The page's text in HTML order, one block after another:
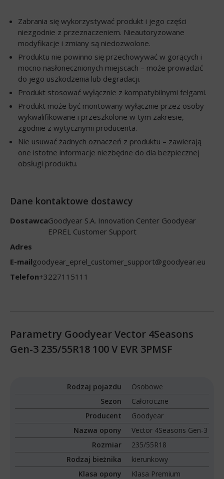
Zabrania się wykorzystywać produkt i jego części
niezgodnie z przeznaczeniem. Nieautoryzowane
modyfikacje i zmiany są niedozwolone.
Produktu nie powinno się przechowywać w gorących i
mocno nasłonecznionych miejscach – może prowadzić
do jego uszkodzenia lub degradacji.
Produkt stosować wyłącznie z kompatybilnymi felgami.
Produkt może być montowany wyłącznie przez osoby
wykwalifikowane i przeszkolone w tym zakresie,
zgodnie z wytycznymi producenta.
Nie usuwać żadnych oznaczeń z produktu – zawierają
one istotne informacje niezbędne do dla bezpiecznej
obsługi produktu.
Dane kontaktowe dostawcy
DostawcaGoodyear S.A. Innovation Center Goodyear
EPREL Customer Support
Adres
E-mailgoodyear_eprel_customer_support@goodyear.eu
Telefon+3227115111
Parametry Goodyear Vector 4Seasons
Gen-3 235/55R18 100 V EVR 3PMSF
Rodzaj pojazdu
Osobowe
Sezon
Całoroczne
Producent
Goodyear
Nazwa opony
Vector 4Seasons Gen-3
Rozmiar
235/55R18
Rodzaj bieżnika
kierunkowy
Klasa opony
Klasa Premium